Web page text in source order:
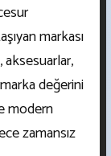
markası
değerini
modern
zamansız